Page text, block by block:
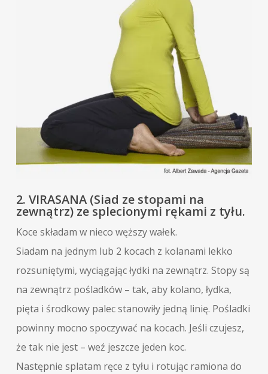
2. VIRASANA (Siad ze stopami na
zewnątrz) ze splecionymi rękami z tyłu.
Koce składam w nieco węższy wałek.
Siadam na jednym lub 2 kocach z kolanami lekko
rozsuniętymi, wyciągając łydki na zewnątrz. Stopy są
na zewnątrz pośladków – tak, aby kolano, łydka,
pięta i środkowy palec stanowiły jedną linię. Pośladki
powinny mocno spoczywać na kocach. Jeśli czujesz,
że tak nie jest – weź jeszcze jeden koc.
Następnie splatam ręce z tyłu i rotując ramiona do